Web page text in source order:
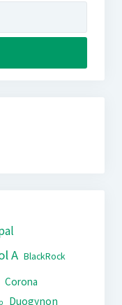
A BlackRock
Corona
Duogynon